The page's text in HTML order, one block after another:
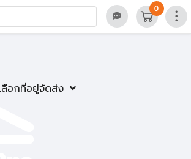
ลือกที่อยู่จัดส่ง
0